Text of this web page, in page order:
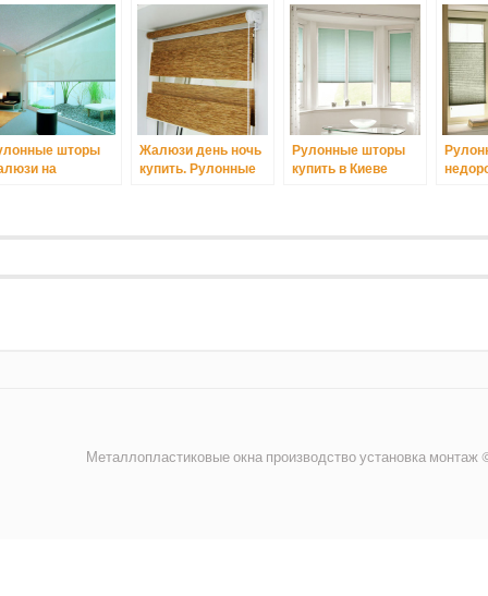
шторы
на
Жалюзи день ночь
купить. Рулонные
Рулонные шторы
купить в Киеве
Металлопластиковые окна производство установка